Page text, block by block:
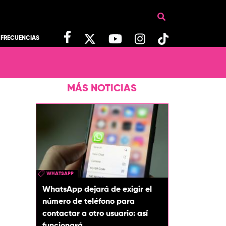
FRECUENCIAS
MÁS NOTICIAS
WHATSAPP
WhatsApp dejará de exigir el
número de teléfono para
contactar a otro usuario: así